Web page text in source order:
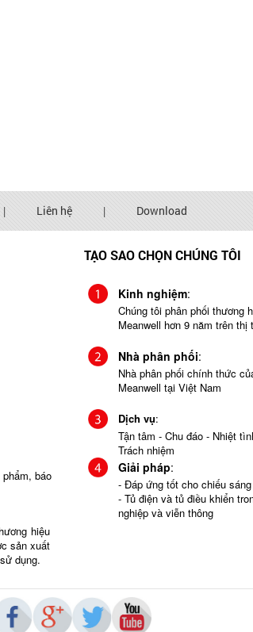
| Liên hệ | Download
báo
hiệu
sản xuất
dụng.
TẠO SAO CHỌN CHÚNG TÔI
Kinh nghiệm:
Chúng tôi phân phối thương
Meanwell hơn 9 năm trên thị
Nhà phân phối:
Nhà phân phối chính thức
Meanwell tại Việt Nam
Dịch vụ:
Tận tâm - Chu đáo - Nhiệt
Trách nhiệm
Giải pháp:
- Đáp ứng tốt cho chiếu
- Tủ điện và tủ điều khiển
nghiệp và viễn thông